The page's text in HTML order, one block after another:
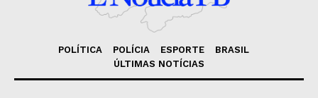
POLÍTICA POLÍCIA ESPORTE
BRASIL
ÚLTIMAS NOTÍCIAS